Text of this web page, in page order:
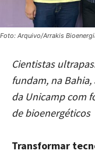
Foto: Arquivo/Arrakis
Cientistas
fundam, na
da Unicamp com
de bioenergéticos
Transformar